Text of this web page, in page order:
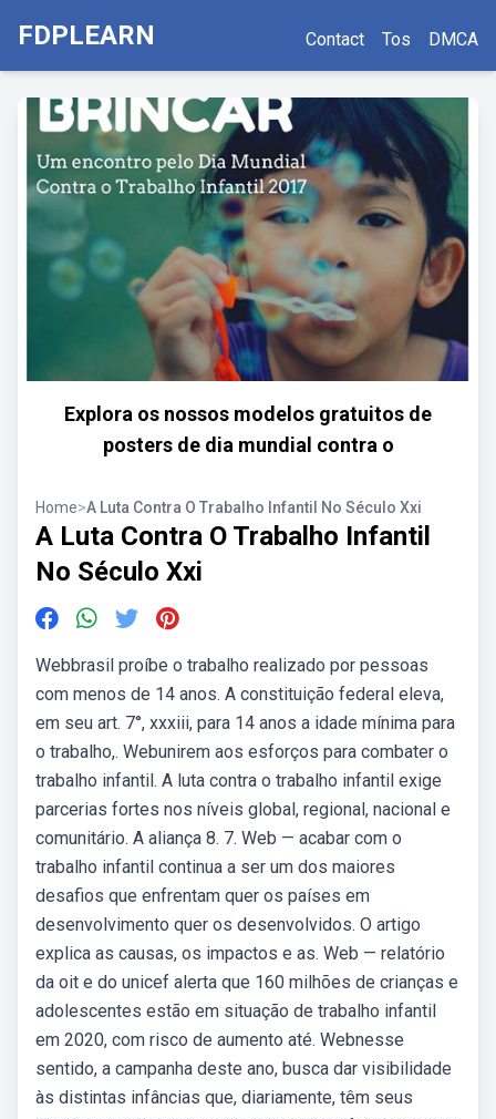
FDPLEARN Contact Tos DMCA
Explora os nossos modelos gratuitos de
posters de dia mundial contra o
Home>A Luta Contra O Trabalho Infantil No Século Xxi
A Luta Contra O Trabalho Infantil
No Século Xxi
Webbrasil proíbe o trabalho realizado por pessoas
com menos de 14 anos. A constituição federal eleva,
em seu art. 7°, xxxiii, para 14 anos a idade mínima para
o trabalho,. Webunirem aos esforços para combater o
trabalho infantil. A luta contra o trabalho infantil exige
parcerias fortes nos níveis global, regional, nacional e
comunitário. A aliança 8. 7. Web — acabar com o
trabalho infantil continua a ser um dos maiores
desafios que enfrentam quer os países em
desenvolvimento quer os desenvolvidos. O artigo
explica as causas, os impactos e as. Web — relatório
da oit e do unicef alerta que 160 milhões de crianças e
adolescentes estão em situação de trabalho infantil
em 2020, com risco de aumento até. Webnesse
sentido, a campanha deste ano, busca dar visibilidade
às distintas infâncias que, diariamente, têm seus